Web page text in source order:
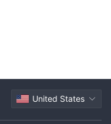
United States